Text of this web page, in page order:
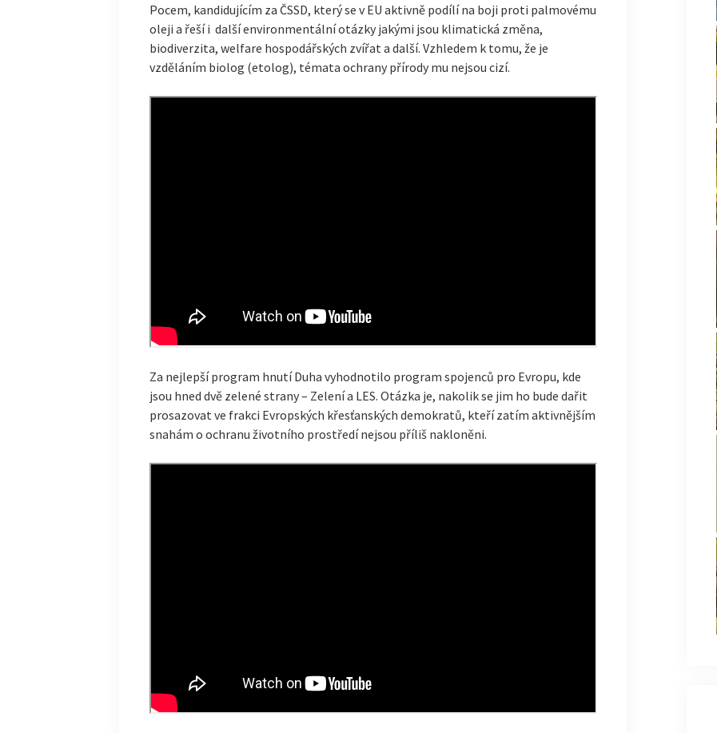
Pocem, kandidujícím za ČSSD, který se v EU aktivně podílí na boji proti palmovému
oleji a řeší i další environmentální otázky jakými jsou klimatická změna,
biodiverzita, welfare hospodářských zvířat a další. Vzhledem k tomu, že je
vzděláním biolog (etolog), témata ochrany přírody mu nejsou cizí.
Za nejlepší program hnutí Duha vyhodnotilo program spojenců pro Evropu, kde
jsou hned dvě zelené strany – Zelení a LES. Otázka je, nakolik se jim ho bude dařit
prosazovat ve frakci Evropských křesťanských demokratů, kteří zatím aktivnějším
snahám o ochranu životního prostředí nejsou příliš nakloněni.